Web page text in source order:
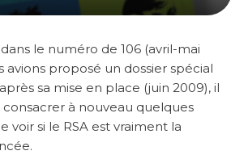
le numéro de 106 (avril-mai
avions proposé un dossier spécial
sa mise en place (juin 2009), il
à nouveau quelques
voir si le RSA est vraiment la